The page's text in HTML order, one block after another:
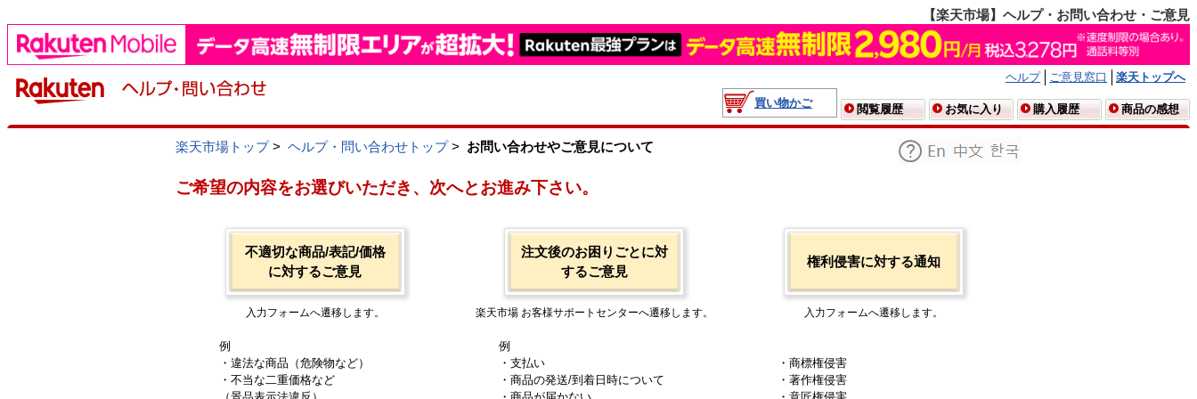
【楽天市場】ヘルプ・お問い合わせ・ご意見
ヘルプ ご意見窓口
楽天トップへ
買い物かご
閲覧履歴 お気に入り 購入履歴 商品の感想
楽天市場トップ> ヘルプ・問い合わせトップ> お問い合わせやご意見について
ご希望の内容をお選びいただき、次へとお進み下さい。
不適切な商品/表記/価格
に対するご意見
入力フォームへ遷移します。
例
・違法な商品（危険物など）
・不当な二重価格など
注文後のお困りごとに対
するご意見
楽天市場 お客様サポートセンターへ遷移します。
例
・支払い
・商品の発送/到着日時について
権利侵害に対する通知
入力フォームへ遷移します。
・商標権侵害
・著作権侵害